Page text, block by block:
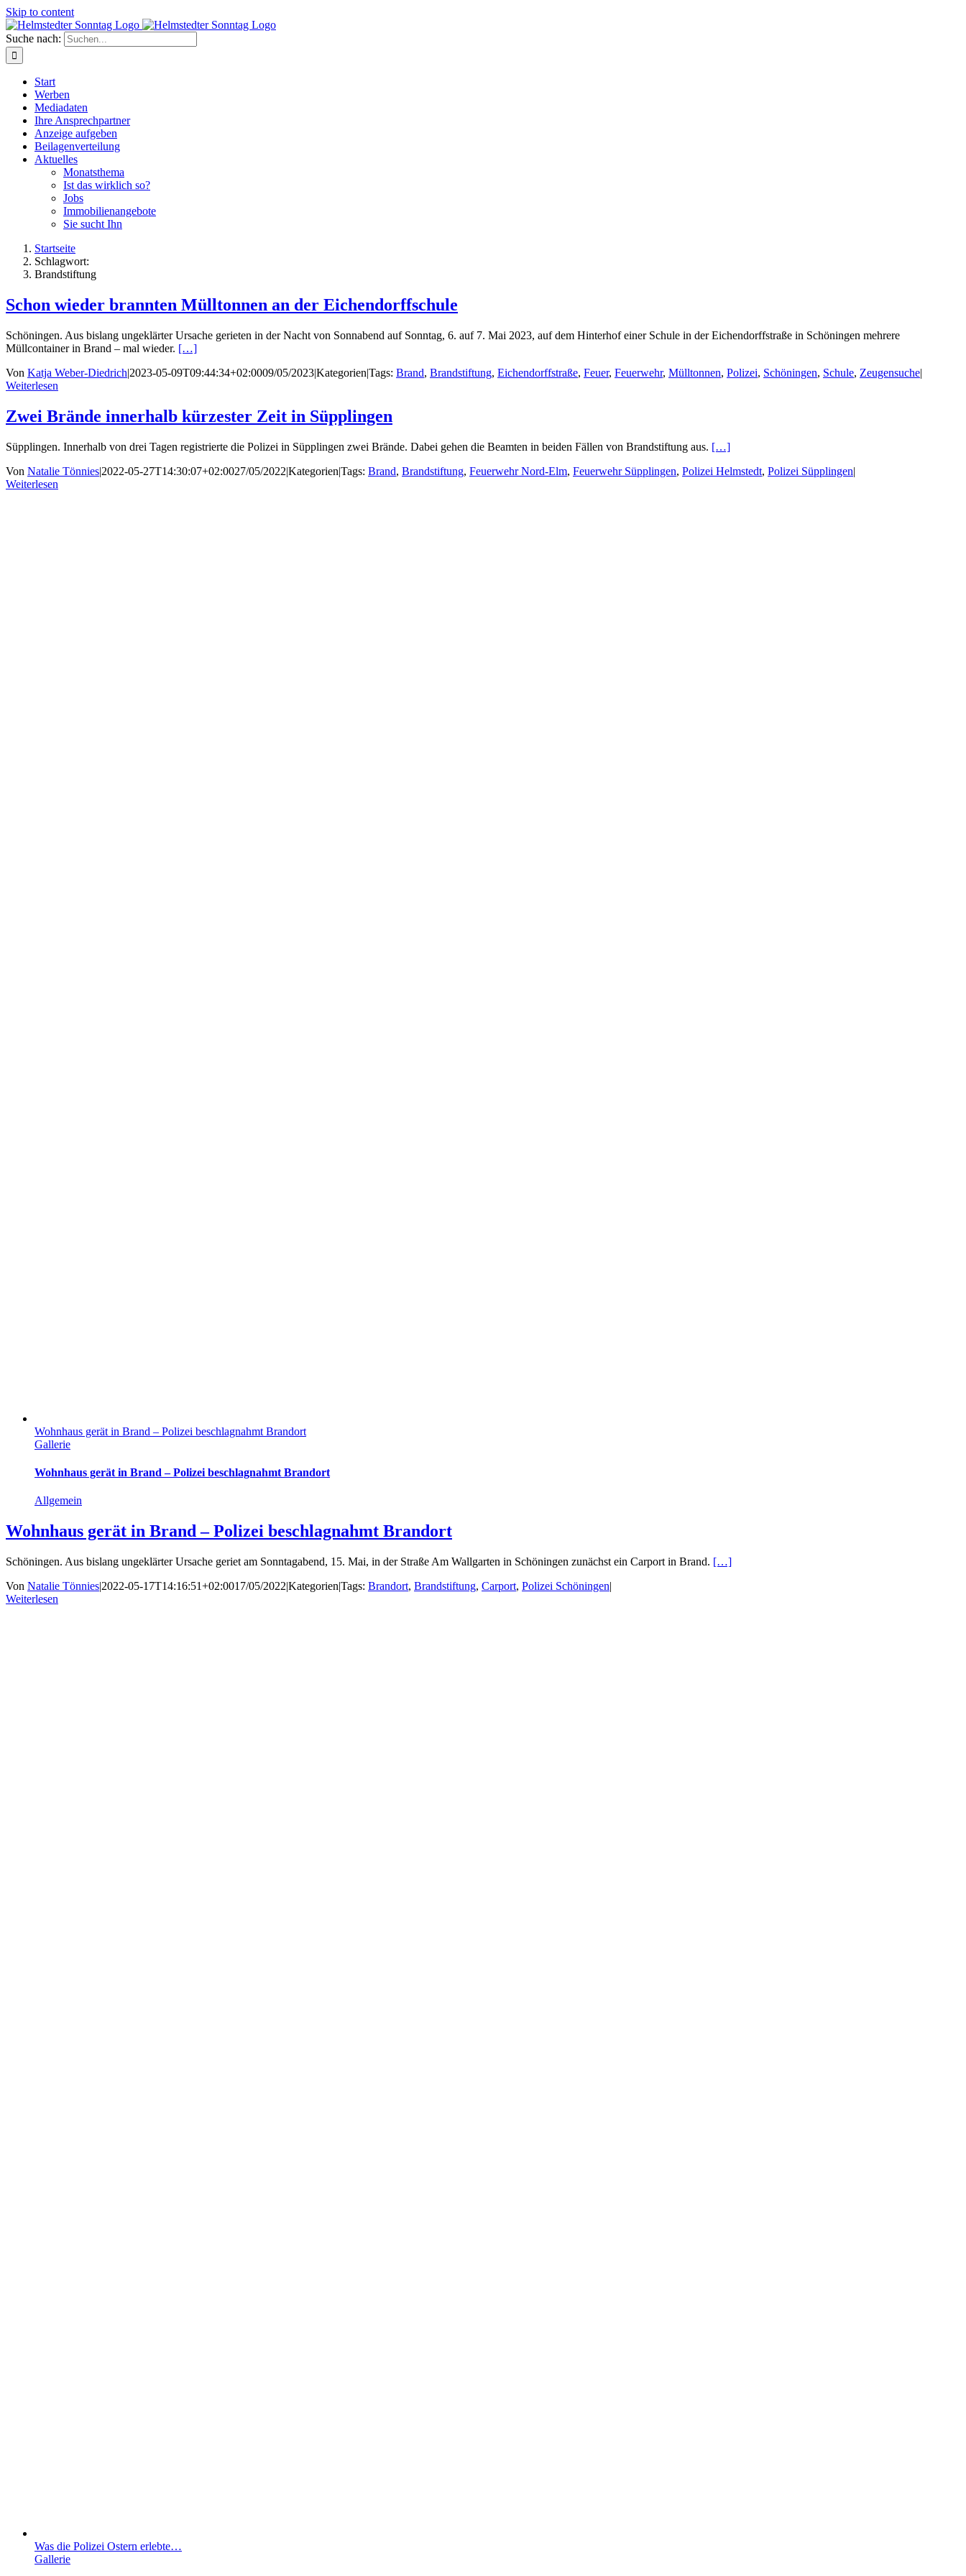
Skip to content
Suche nach:
Start
Werben
Mediadaten
Ihre Ansprechpartner
Anzeige aufgeben
Beilagenverteilung
Aktuelles
Monatsthema
Ist das wirklich so?
Jobs
Immobilienangebote
Sie sucht Ihn
Startseite
Schlagwort:
Brandstiftung
Schon wieder brannten Mülltonnen an der Eichendorffschule
Schöningen. Aus bislang ungeklärter Ursache gerieten in der Nacht von Sonnabend auf Sonntag, 6. auf 7. Mai 2023, auf dem Hinterhof einer Schule in der Eichendorffstraße in Schöningen mehrere
Müllcontainer in Brand – mal wieder. […]
Von Katja Weber-Diedrich|2023-05-09T09:44:34+02:0009/05/2023|Kategorien|Tags: Brand, Brandstiftung, Eichendorffstraße, Feuer, Feuerwehr, Mülltonnen, Polizei, Schöningen, Schule, Zeugensuche|
Weiterlesen
Zwei Brände innerhalb kürzester Zeit in Süpplingen
Süpplingen. Innerhalb von drei Tagen registrierte die Polizei in Süpplingen zwei Brände. Dabei gehen die Beamten in beiden Fällen von Brandstiftung aus. […]
Von Natalie Tönnies|2022-05-27T14:30:07+02:0027/05/2022|Kategorien|Tags: Brand, Brandstiftung, Feuerwehr Nord-Elm, Feuerwehr Süpplingen, Polizei Helmstedt, Polizei Süpplingen|
Weiterlesen
Wohnhaus gerät in Brand – Polizei beschlagnahmt Brandort
Gallerie
Wohnhaus gerät in Brand – Polizei beschlagnahmt Brandort
Allgemein
Wohnhaus gerät in Brand – Polizei beschlagnahmt Brandort
Schöningen. Aus bislang ungeklärter Ursache geriet am Sonntagabend, 15. Mai, in der Straße Am Wallgarten in Schöningen zunächst ein Carport in Brand. […]
Von Natalie Tönnies|2022-05-17T14:16:51+02:0017/05/2022|Kategorien|Tags: Brandort, Brandstiftung, Carport, Polizei Schöningen|
Weiterlesen
Was die Polizei Ostern erlebte…
Gallerie